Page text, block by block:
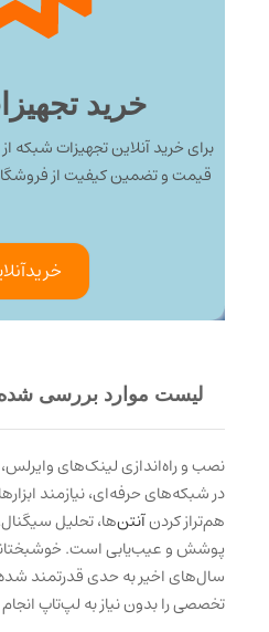
خرید
برای خرید آنلاین تجهیزات شبکه
قیمت و تضمین کیفیت از
لیست موارد بررسی
نصب و راه‌اندازی لینک‌های
در شبکه‌های حرفه‌ای، نیازمند
هم‌تراز کردنآنتن‌ها، تحلیل
پوشش و عیب‌یابی است.
سال‌های اخیر به حدی قدرتمند
تخصصی را بدون نیاز به لپ‌تاپ